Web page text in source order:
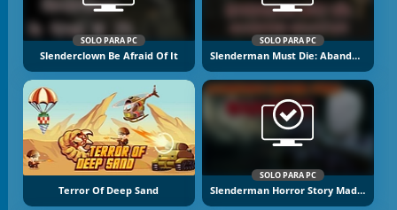
SOLO PARA PC
Slenderclown Be Afraid Of It
SOLO PARA PC
Slenderman Must Die: Abandoned Graveyard
Terror Of Deep Sand
SOLO PARA PC
Slenderman Horror Story Madhouse